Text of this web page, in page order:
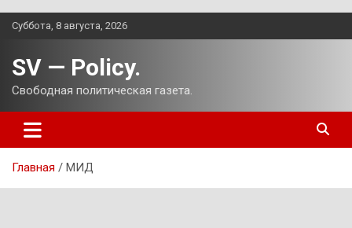
Перейти
Суббота, 8 августа, 2026
SV — Policy.
Свободная политическая газета.
Главная МИД